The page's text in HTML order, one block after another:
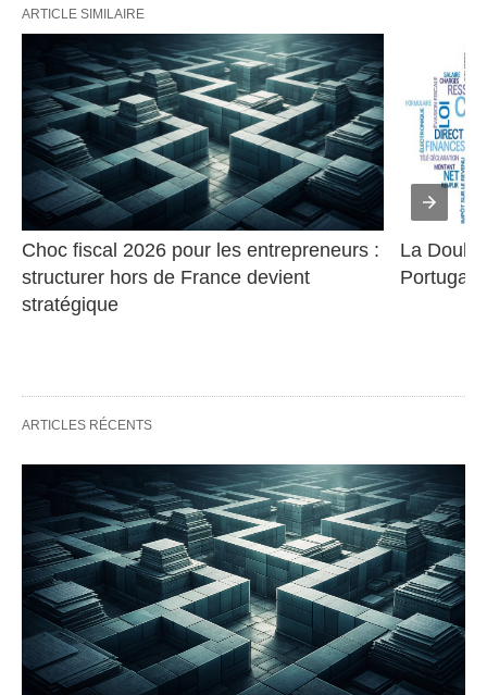
ARTICLE SIMILAIRE
Choc fiscal 2026 pour les entrepreneurs :
structurer hors de France devient
stratégique
La
Portugal
ARTICLES RÉCENTS